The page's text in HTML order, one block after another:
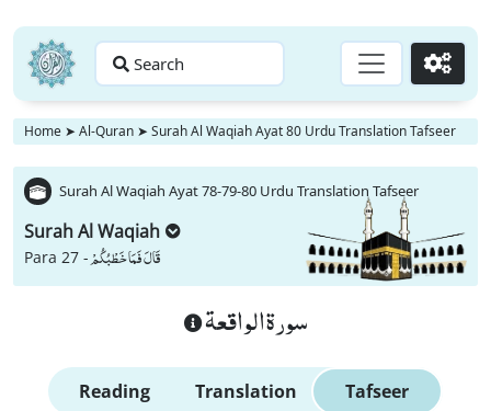
Search Go
Home ➤ Al-Quran ➤ Surah Al Waqiah Ayat 80 Urdu Translation Tafseer
Surah Al Waqiah Ayat 78-79-80 Urdu Translation Tafseer
Surah Al Waqiah
Para 27 -قَالَ فَمَا خَطْبُكُمْ
سورة الواقعة
Reading Translation Tafseer